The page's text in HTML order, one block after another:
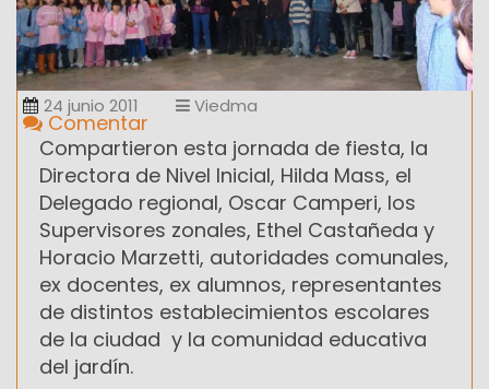
24 junio 2011 Viedma
Comentar
Compartieron esta jornada de fiesta, la
Directora de Nivel Inicial, Hilda Mass, el
Delegado regional, Oscar Camperi, los
Supervisores zonales, Ethel Castañeda y
Horacio Marzetti, autoridades comunales,
ex docentes, ex alumnos, representantes
de distintos establecimientos escolares
de la ciudad y la comunidad educativa
del jardín.